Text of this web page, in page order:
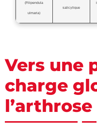
(Filipendula
ulmaria)
salicylique
Vers une
charge
l’arthrose